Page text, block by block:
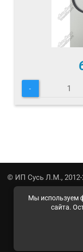
Мы используем
сайта.
-
© ИП Сусь Л.М., 2012-